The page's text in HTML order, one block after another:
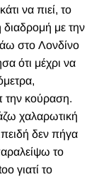
να πιεί, το
διαδρομή με την
στο Λονδίνο
ότι μέχρι να
την κούραση.
χαλαρωτική
δεν πήγα
το
γιατί το